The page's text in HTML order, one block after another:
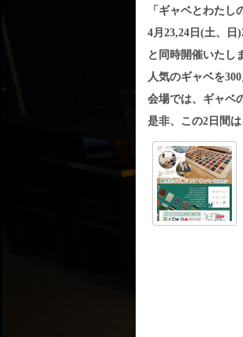
「ギャベとわた
4月23,24日(土、
と同時開催いたし
人気のギャベを
会場では、ギャベ
是非、この2日間